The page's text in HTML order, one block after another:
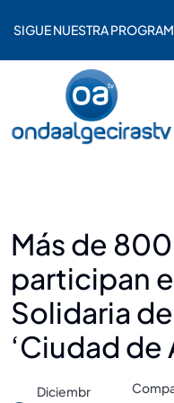
SIGUE NUESTRA
Más de
participan
Solidaria
‘Ciudad de
Diciembr